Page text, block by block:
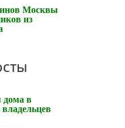
Москвы
из
дома в